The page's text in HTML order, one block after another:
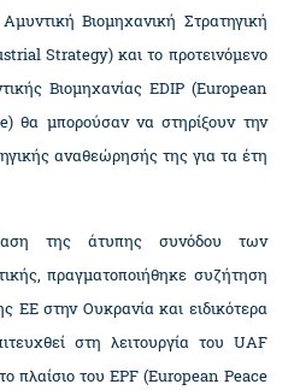
Βιομηχανική Στρατηγική
Strategy) και το προτεινόμενο
Βιομηχανίας EDIP (European
θα μπορούσαν να στηρίξουν την
αναθεώρησής της για τα έτη
της άτυπης συνόδου των
πραγματοποιήθηκε συζήτηση
ΕΕ στην Ουκρανία και ειδικότερα
στη λειτουργία του UAF
πλαίσιο του EPF (European Peace